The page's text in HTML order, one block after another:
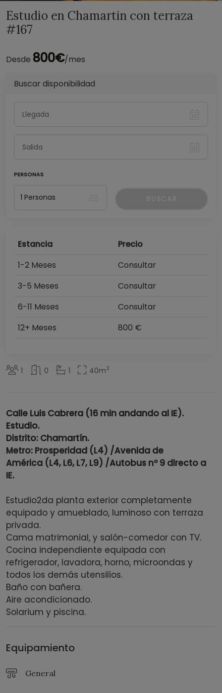
Estudio en Chamartin con terraza
#167
Desde 800€/mes
Buscar disponibilidad
PERSONAS
Estancia
Precio
1-2 Meses
Consultar
3-5 Meses
Consultar
6-11 Meses
Consultar
12+ Meses
800 €
1 0 1 40m2
Calle Luis Cabrera (16 min andando al IE).
Estudio.
Distrito: Chamartín.
Metro: Prosperidad (L4) /Avenida de
América (L4, L6, L7, L9) /Autobus nº 9 directo a
IE.
Estudio2da planta exterior completamente
equipado y amueblado, luminoso con terraza
privada.
Cama matrimonial, y salón-comedor con TV.
Cocina independiente equipada con
refrigerador, lavadora, horno, microondas y
todos los demás utensilios.
Baño con bañera.
Aire acondicionado.
Solarium y piscina.
Equipamiento
General